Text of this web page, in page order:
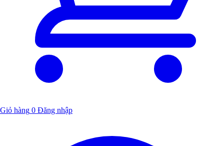
Giỏ hàng 0 Đăng nhập